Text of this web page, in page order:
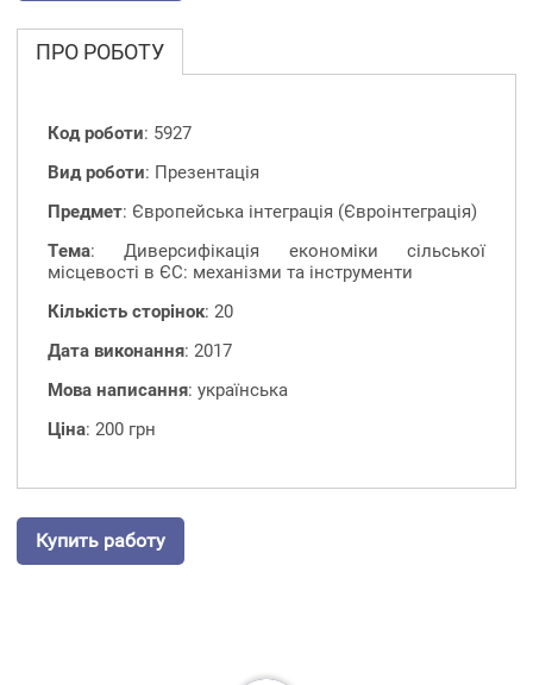
ПРО РОБОТУ
Код роботи: 5927
Вид роботи: Презентація
Предмет: Європейська інтеграція (Євроінтеграція)
Тема: Диверсифікація економіки сільської
місцевості в ЄС: механізми та інструменти
Кількість сторінок: 20
Дата виконання: 2017
Мова написання: українська
Ціна: 200 грн
Купить работу